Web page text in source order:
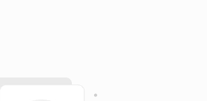
atendimento.